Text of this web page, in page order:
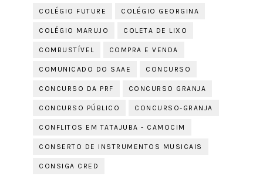
COLÉGIO FUTURE COLÉGIO GEORGINA
COLÉGIO MARUJO COLETA DE LIXO
COMBUSTÍVEL COMPRA E VENDA
COMUNICADO DO SAAE CONCURSO
CONCURSO DA PRF CONCURSO GRANJA
CONCURSO PÚBLICO CONCURSO-GRANJA
CONFLITOS EM TATAJUBA - CAMOCIM
CONSERTO DE INSTRUMENTOS MUSICAIS
CONSIGA CRED